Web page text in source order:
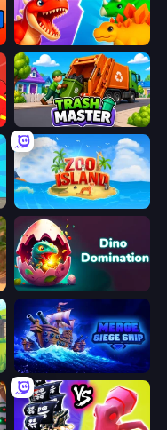
Idle Dino Farm Tycoon Simulator 3D
Trash Master
Zoo Island
Dino Domination
Merge: Siege Ship